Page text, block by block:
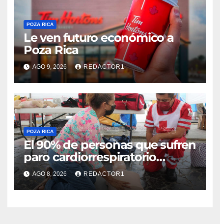
POZA RICA
Le ven futuro económico a
Poza Rica
AGO 9, 2026 REDACTOR1
POZA RICA
El 90% de personas que sufren
paro cardiorrespiratorio
mueren
AGO 8, 2026 REDACTOR1